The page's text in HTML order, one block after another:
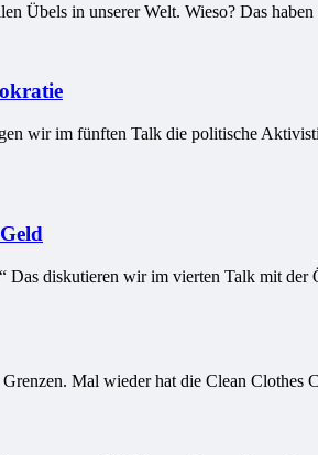
Übels in unserer Welt. Wieso? Das
wir im fünften Talk die politische
Das diskutieren wir im vierten Talk mit
Mal wieder hat die Clean Clothes